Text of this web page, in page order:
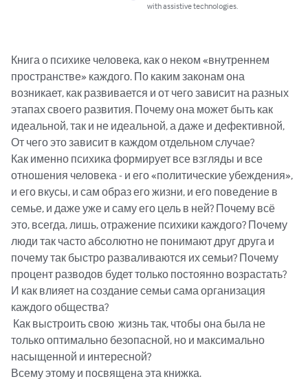
with assistive technologies.
Книга о психике человека, как о неком «внутреннем
пространстве» каждого. По каким законам она
возникает, как развивается и от чего зависит на разных
этапах своего развития. Почему она может быть как
идеальной, так и не идеальной, а даже и дефективной,
От чего это зависит в каждом отдельном случае?
Как именно психика формирует все взгляды и все
отношения человека - и его «политические убеждения»,
и его вкусы, и сам образ его жизни, и его поведение в
семье, и даже уже и саму его цель в ней? Почему всё
это, всегда, лишь, отражение психики каждого? Почему
люди так часто абсолютно не понимают друг друга и
почему так быстро разваливаются их семьи? Почему
процент разводов будет только постоянно возрастать?
И как влияет на создание семьи сама организация
каждого общества?
только оптимально безопасной, но и максимально
насыщенной и интересной?
Всему этому и посвящена эта книжка.